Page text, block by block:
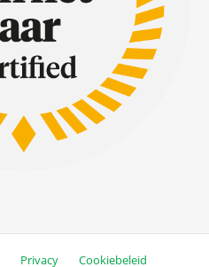
Privacy Cookiebeleid